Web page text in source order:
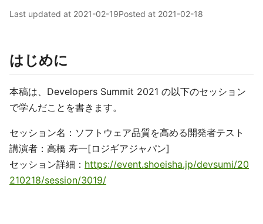
Last updated at 2021-02-19Posted at 2021-02-18
はじめに
本稿は、Developers Summit 2021 の以下のセッション
で学んだことを書きます。
セッション名：ソフトウェア品質を高める開発者テスト
講演者：高橋 寿一[ロジギアジャパン]
セッション詳細： https://event.shoeisha.jp/devsumi/20
210218/session/3019/